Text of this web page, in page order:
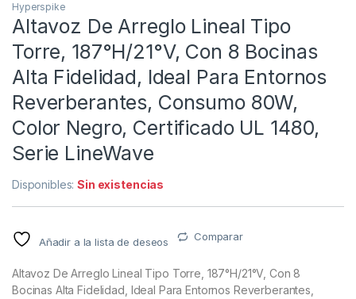
Hyperspike
Altavoz De Arreglo Lineal Tipo
Torre, 187°H/21°V, Con 8 Bocinas
Alta Fidelidad, Ideal Para Entornos
Reverberantes, Consumo 80W,
Color Negro, Certificado UL 1480,
Serie LineWave
Disponibles:Sin existencias
Añadir a la lista de deseos Comparar
Altavoz De Arreglo Lineal Tipo Torre, 187°H/21°V, Con 8
Bocinas Alta Fidelidad, Ideal Para Entornos Reverberantes,